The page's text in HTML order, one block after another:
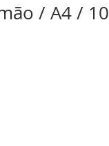
/ A4 / 10